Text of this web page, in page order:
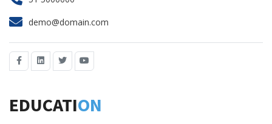
demo@domain.com
EDUCATION